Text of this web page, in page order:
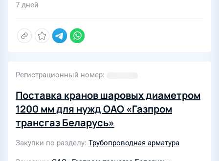
7 дней
Регистрационный номер
Поставка кранов шаровых диаметром
1200 мм для нужд ОАО «Газпром
трансгаз Беларусь»
Закупки по разделу Трубопроводная арматура